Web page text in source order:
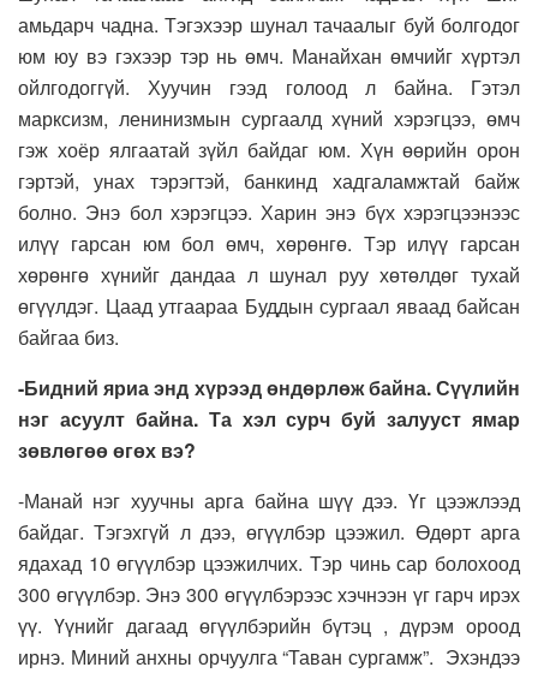
амьдарч чадна. Тэгэхээр шунал тачаалыг буй болгодог
юм юу вэ гэхээр тэр нь өмч. Манайхан өмчийг хүртэл
ойлгодоггүй. Хуучин гээд голоод л байна. Гэтэл
марксизм, ленинизмын сургаалд хүний хэрэгцээ, өмч
гэж хоёр ялгаатай зүйл байдаг юм. Хүн өөрийн орон
гэртэй, унах тэрэгтэй, банкинд хадгаламжтай байж
болно. Энэ бол хэрэгцээ. Харин энэ бүх хэрэгцээнээс
илүү гарсан юм бол өмч, хөрөнгө. Тэр илүү гарсан
хөрөнгө хүнийг дандаа л шунал руу хөтөлдөг тухай
өгүүлдэг. Цаад утгаараа Буддын сургаал яваад байсан
байгаа биз.
-Бидний яриа энд хүрээд өндөрлөж байна. Сүүлийн
нэг асуулт байна. Та хэл сурч буй залууст ямар
зөвлөгөө өгөх вэ?
-Манай нэг хуучны арга байна шүү дээ. Үг цээжлээд
байдаг. Тэгэхгүй л дээ, өгүүлбэр цээжил. Өдөрт арга
ядахад 10 өгүүлбэр цээжилчих. Тэр чинь сар болохоод
300 өгүүлбэр. Энэ 300 өгүүлбэрээс хэчнээн үг гарч ирэх
үү. Үүнийг дагаад өгүүлбэрийн бүтэц , дүрэм ороод
ирнэ. Миний анхны орчуулга “Таван сургамж”. Эхэндээ